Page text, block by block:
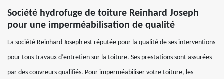
Société hydrofuge de toiture Reinhard Joseph
pour une imperméabilisation de qualité
La société Reinhard Joseph est réputée pour la qualité de ses interventions
pour tous travaux d’entretien sur la toiture. Ses prestations sont assurées
par des couvreurs qualifiés. Pour imperméabiliser votre toiture, les